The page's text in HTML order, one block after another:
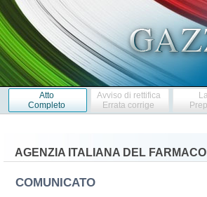
Atto
Completo
Avviso di rettifica
Errata corrige
AGENZIA ITALIANA DEL FARMACO
COMUNICATO